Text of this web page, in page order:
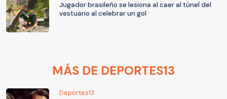
Jugador brasileño se lesiona al caer al túnel del
vestuario al celebrar un gol
MÁS DE DEPORTES13
Deportes13